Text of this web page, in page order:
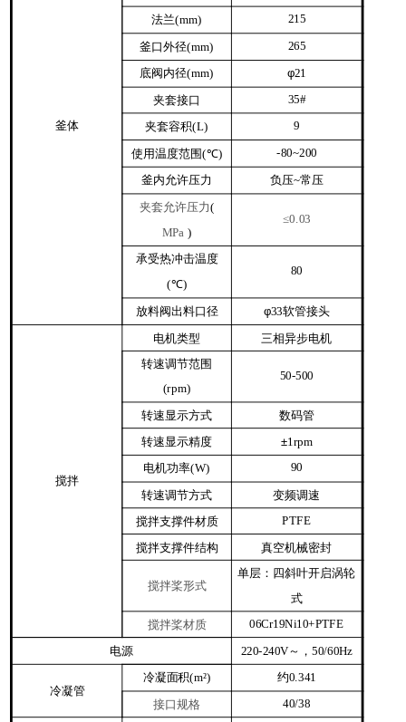
釜体
法兰(mm) 215
釜口外径(mm) 265
底阀内径(mm) φ21
夹套接口 35#
夹套容积(L) 9
使用温度范围(℃) -80~200
釜内允许压力 负压~常压
夹套允许压力(
MPa )
≤0.03
承受热冲击温度
(℃)
80
放料阀出料口径 φ33软管接头
搅拌
电机类型
三相异步电机
转速调节范围
(rpm)
50-500
转速显示方式 数码管
转速显示精度 ±1rpm
电机功率(W) 90
转速调节方式 变频调速
搅拌支撑件材质 PTFE
搅拌支撑件结构 真空机械密封
搅拌桨形式
单层：四斜叶开启涡轮
式
搅拌桨材质 06Cr19Ni10+PTFE
电源 220-240V～，50/60Hz
冷凝管
冷凝面积(m²) 约0.341
接口规格 40/38